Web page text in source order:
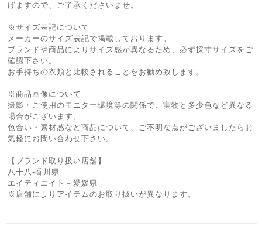
げますので、ご了承くださいませ。
※サイズ表記について
メーカーのサイズ表記で掲載しております。
ブランドや商品によりサイズ感が異なるため、必ず採寸サイズをご
確認下さい。
お手持ちの衣類と比較されることをお勧め致します。
※商品画像について
撮影・ご使用のモニター環境等の関係で、実物と多少色など異なる
場合がございます。
色合い・素材感など商品について、ご不明な点がございましたらお
気軽にお問い合わせ下さい。
【ブランド取り扱い店舗】
八十八-香川県
エイティエイト－愛媛県
※店舗によりアイテムのお取り扱いが異なります。